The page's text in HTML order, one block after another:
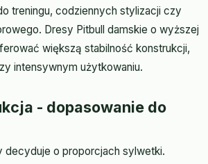
treningu, codziennych stylizacji czy
Dresy Pitbull damskie o wyższej
większą stabilność konstrukcji,
intensywnym użytkowaniu.
- dopasowanie do
decyduje o proporcjach sylwetki.